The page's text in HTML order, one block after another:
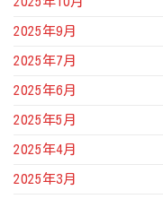
2025年9月
2025年7月
2025年6月
2025年5月
2025年4月
2025年3月